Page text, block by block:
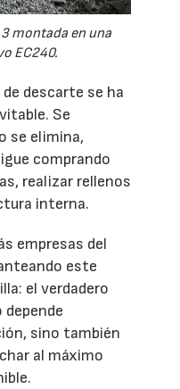
montada en una
EC240.
descarte se ha
Se
se elimina,
comprando
realizar rellenos
interna.
empresas del
este
el verdadero
sino también
al máximo